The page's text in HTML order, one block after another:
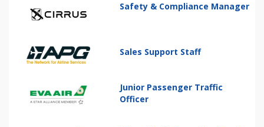
Safety & Compliance Manager
Sales Support Staff
Junior Passenger Traffic
Officer